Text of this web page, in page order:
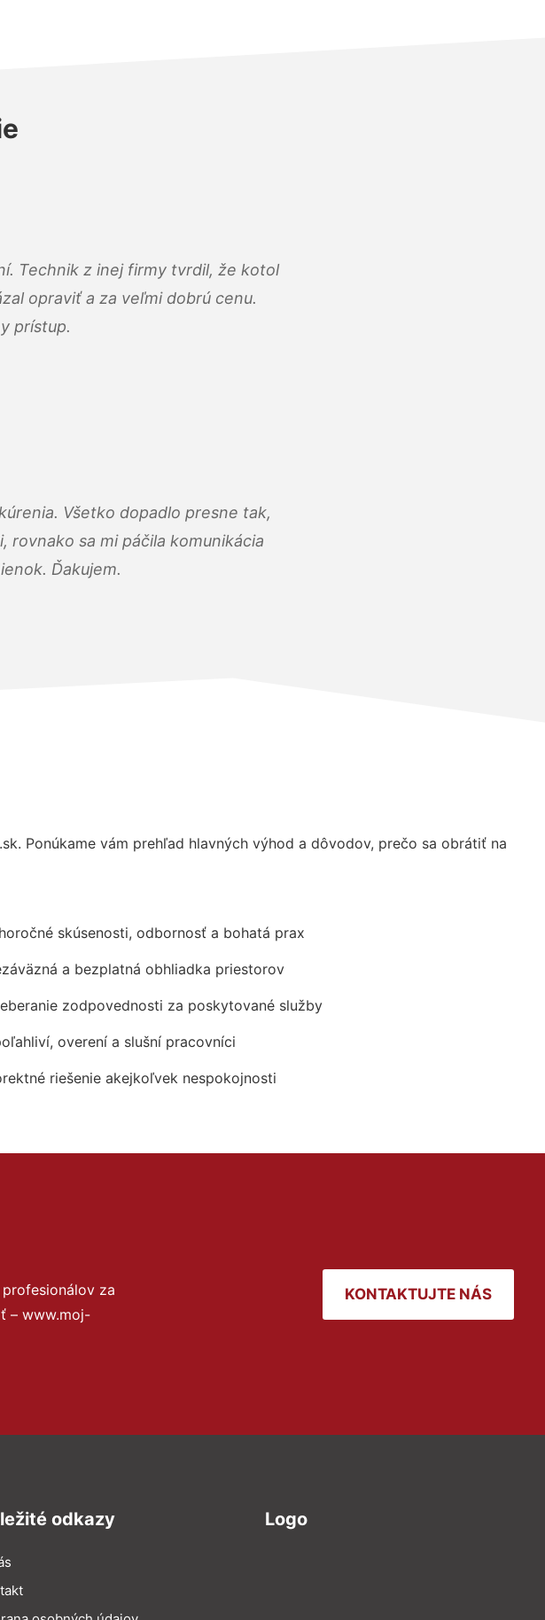
Technik z inej firmy tvrdil, že kotol
opraviť a za veľmi dobrú cenu.
prístup.
Všetko dopadlo presne tak,
rovnako sa mi páčila komunikácia
Ďakujem.
Ponúkame vám prehľad hlavných výhod a dôvodov, prečo sa obrátiť na
skúsenosti, odbornosť a bohatá prax
a bezplatná obhliadka priestorov
zodpovednosti za poskytované služby
overení a slušní pracovníci
riešenie akejkoľvek nespokojnosti
za
– www.moj-
KONTAKTUJTE NÁS
odkazy Logo